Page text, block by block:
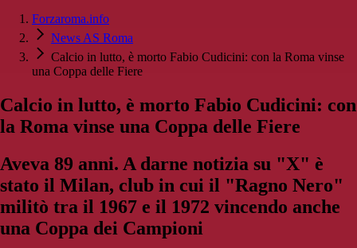
Forzaroma.info
News AS Roma
Calcio in lutto, è morto Fabio Cudicini: con la Roma vinse
una Coppa delle Fiere
Calcio in lutto, è morto Fabio Cudicini: con
la Roma vinse una Coppa delle Fiere
Aveva 89 anni. A darne notizia su "X" è
stato il Milan, club in cui il "Ragno Nero"
militò tra il 1967 e il 1972 vincendo anche
una Coppa dei Campioni